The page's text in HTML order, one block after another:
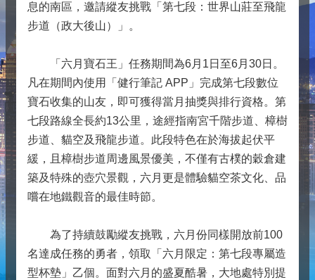
息的南區，邀請縱友挑戰「第七段：世界山莊至飛龍
步道（政大後山）」。
「六月寶石王」任務期間為6月1日至6月30日。
凡在期間內使用「健行筆記 APP」完成第七段數位
寶石收集的山友，即可獲得當月抽獎與排行資格。第
七段路線全長約13公里，途經指南宮千階步道、樟樹
步道、貓空及飛龍步道。此段特色在於海拔起伏平
緩，且樟樹步道周邊風景優美，不僅有古樸的穀倉建
築及特殊的壺穴景觀，六月更是體驗貓空茶文化、品
嚐在地鐵觀音的最佳時節。
為了持續鼓勵縱友挑戰，六月份同樣開放前100
名達成任務的勇者，領取「六月限定：第七段專屬造
型杯墊」乙個。面對六月的盛夏酷暑，大地處特別提